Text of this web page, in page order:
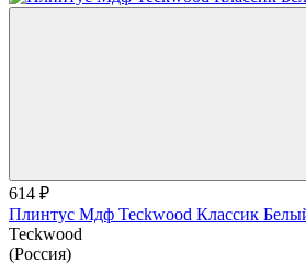
614 ₽
Плинтус Мдф Teckwood Классик
Teckwood
(Россия)